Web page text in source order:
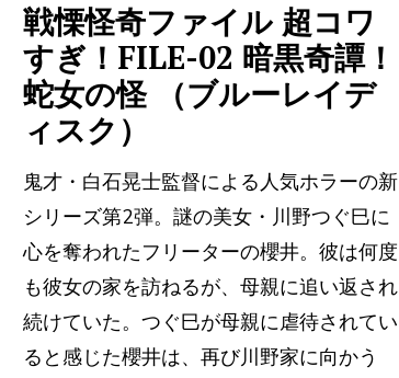
戦慄怪奇ファイル 超コワ
すぎ！FILE-02 暗黒奇譚！
蛇女の怪 （ブルーレイデ
ィスク）
鬼才・白石晃士監督による人気ホラーの新
シリーズ第2弾。謎の美女・川野つぐ巳に
心を奪われたフリーターの櫻井。彼は何度
も彼女の家を訪ねるが、母親に追い返され
続けていた。つぐ巳が母親に虐待されてい
ると感じた櫻井は、再び川野家に向かう